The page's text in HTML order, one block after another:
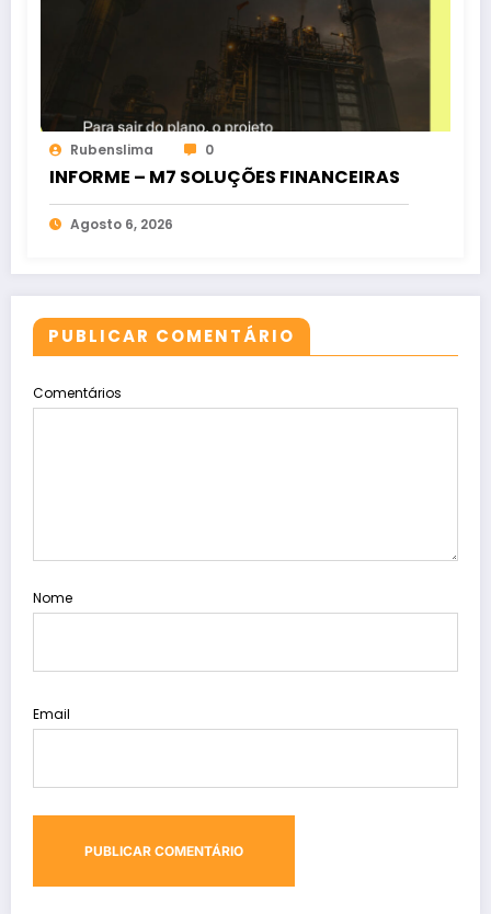
Rubenslima 0
INFORME – M7 SOLUÇÕES FINANCEIRAS
Agosto 6, 2026
PUBLICAR COMENTÁRIO
Comentários
Nome
Email